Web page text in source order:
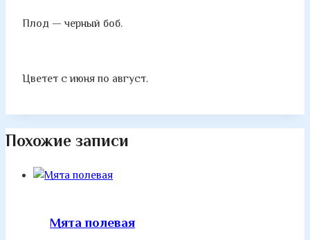
Плод — черный боб.
Цветет с июня по август.
Похожие записи
Мята полевая